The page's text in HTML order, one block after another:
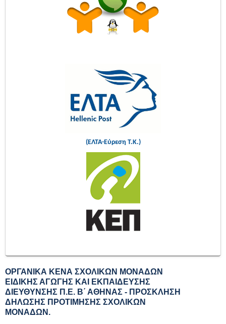
(ΕΛΤΑ-Εύρεση Τ.Κ.)
ΟΡΓΑΝΙΚΑ ΚΕΝΑ ΣΧΟΛΙΚΩΝ ΜΟΝΑΔΩΝ
ΕΙΔΙΚΗΣ ΑΓΩΓΗΣ ΚΑΙ ΕΚΠΑΙΔΕΥΣΗΣ
ΔΙΕΥΘΥΝΣΗΣ Π.Ε. Β΄ ΑΘΗΝΑΣ - ΠΡΟΣΚΛΗΣΗ
ΔΗΛΩΣΗΣ ΠΡΟΤΙΜΗΣΗΣ ΣΧΟΛΙΚΩΝ
ΜΟΝΑΔΩΝ.